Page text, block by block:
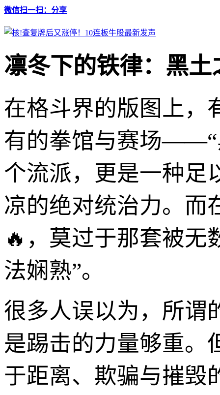
微信扫一扫：分享
凛冬下的铁律：黑
在格斗界的版图上，
有的拳馆与赛场——“
个流派，更是一种足
凉的绝对统治力。而
🔥，莫过于那套被无
法娴熟”。
很多人误以为，所谓
是踢击的力量够重。
于距离、欺骗与摧毁